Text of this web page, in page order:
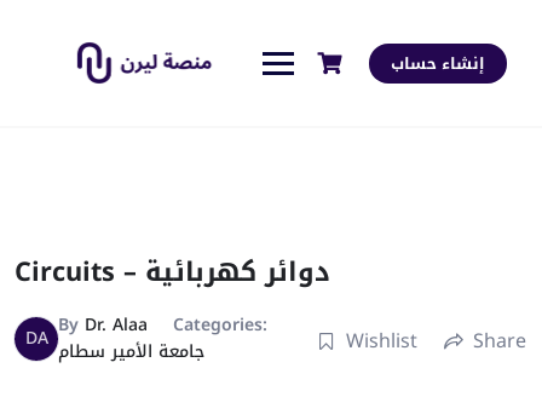
إنشاء حساب
Circuits – دوائر كهربائية
DA By Dr. Alaa
Categories:
جامعة الأمير سطام
Wishlist Share